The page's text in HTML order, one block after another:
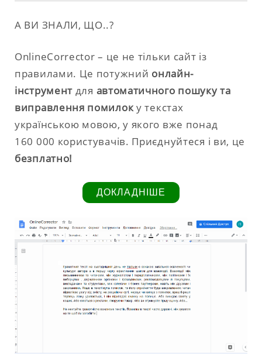
А ВИ ЗНАЛИ, ЩО..?
OnlineCorrector – це не тільки сайт із
правилами. Це потужний онлайн-
інструмент для автоматичного пошуку та
виправлення помилоку текстах
українською мовою, у якого вже понад
160 000 користувачів. Приєднуйтеся і ви, це
безплатно!
ДОКЛАДНІШЕ